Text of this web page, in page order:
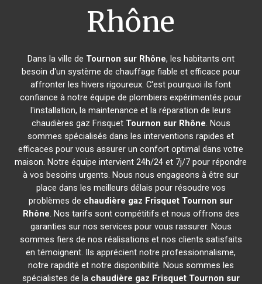
Rhône
Dans la ville de Tournon sur Rhône, les habitants ont
besoin d'un système de chauffage fiable et efficace pour
affronter les hivers rigoureux. C'est pourquoi ils font
confiance à notre équipe de plombiers expérimentés pour
l'installation, la maintenance et la réparation de leurs
chaudières gaz Frisquet Tournon sur Rhône. Nous
sommes spécialisés dans les interventions rapides et
efficaces pour vous assurer un confort optimal dans votre
maison. Notre équipe intervient 24h/24 et 7j/7 pour répondre
à vos besoins urgents. Nous nous engageons à être sur
place dans les meilleurs délais pour résoudre vos
problèmes de chaudière gaz Frisquet Tournon sur
Rhône. Nos tarifs sont compétitifs et nous offrons des
garanties sur nos services pour vous rassurer. Nous
sommes fiers de nos réalisations et nos clients satisfaits
en témoignent. Ils apprécient notre professionnalisme,
notre rapidité et notre disponibilité. Nous sommes les
spécialistes de la chaudière gaz Frisquet Tournon sur